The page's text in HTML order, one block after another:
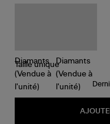
Tailleunique